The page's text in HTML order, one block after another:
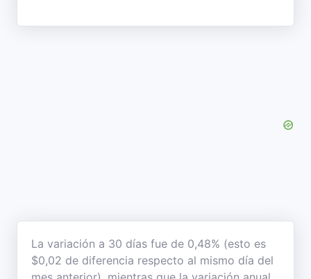
La variación a 30 días fue de 0,48% (esto es
$0,02 de diferencia respecto al mismo día del